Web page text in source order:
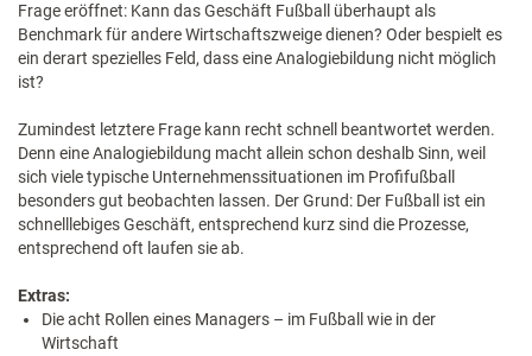
Frage eröffnet: Kann das Geschäft Fußball überhaupt als
Benchmark für andere Wirtschaftszweige dienen? Oder bespielt es
ein derart spezielles Feld, dass eine Analogiebildung nicht möglich
ist?
Zumindest letztere Frage kann recht schnell beantwortet werden.
Denn eine Analogiebildung macht allein schon deshalb Sinn, weil
sich viele typische Unternehmenssituationen im Profifußball
besonders gut beobachten lassen. Der Grund: Der Fußball ist ein
schnelllebiges Geschäft, entsprechend kurz sind die Prozesse,
entsprechend oft laufen sie ab.
Extras:
Die acht Rollen eines Managers – im Fußball wie in der
Wirtschaft